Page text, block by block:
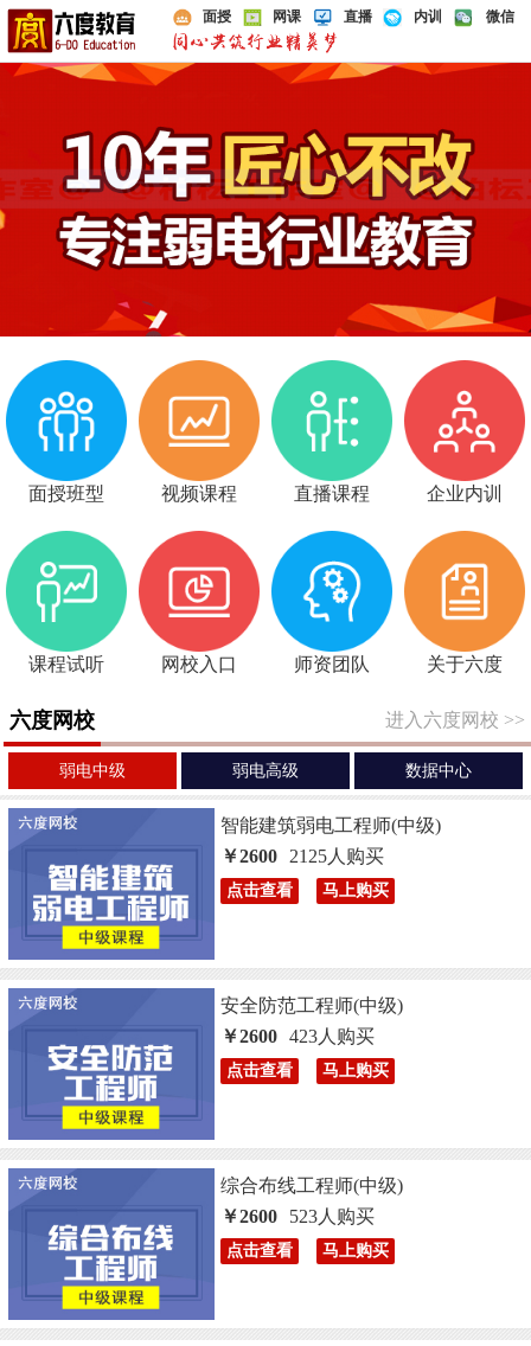
面授 网课 直播 内训 微信
面授班型 视频课程 直播课程 企业内训
课程试听 网校入口 师资团队 关于六度
六度网校 进入六度网校 >>
弱电中级 弱电高级 数据中心
智能建筑弱电工程师(中级)
￥2600
2125人购买
点击查看 马上购买
安全防范工程师(中级)
￥2600
423人购买
点击查看 马上购买
综合布线工程师(中级)
￥2600
523人购买
点击查看 马上购买